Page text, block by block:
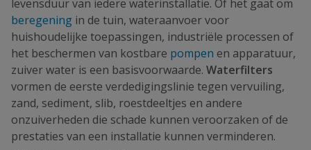
levensduur van iedere waterinstallatie. Of het gaat om
beregening in de tuin, wateraanvoer voor
huishoudelijke toepassingen, industriële processen of
het beschermen van kostbare pompen en apparatuur,
zuiver water is een basisvoorwaarde. Waterfilters
vormen de eerste verdedigingslinie tegen vervuiling,
zand, sediment, slib, roestdeeltjes en andere
onzuiverheden die schade kunnen veroorzaken of de
prestaties van een installatie kunnen verminderen.